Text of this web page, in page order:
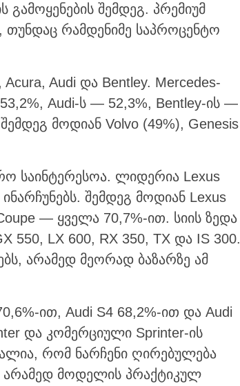
შემდეგ. პრემიუმ
თუნდაც რამდენიმე საპროცენტო
Audi და Bentley. Mercedes-
Audi-ს — 52,3%, Bentley-ის —
მოდიან Volvo (49%), Genesis
საინტერესოა. ლიდერია Lexus
შემდეგ მოდიან Lexus
— ყველა 70,7%-ით. სიის ზედა
550, LX 600, RX 350, TX და IS 300.
არამედ მეორად ბაზარზე ამ
ით, Audi S4 68,2%-ით და Audi
და კომერციული Sprinter-ის
რომ ნარჩენი ღირებულება
მოდელის პრაქტიკულ